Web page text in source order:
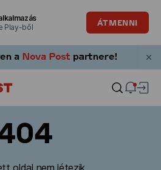
Play-ből
ÁTMENNI
oldal nem létezik